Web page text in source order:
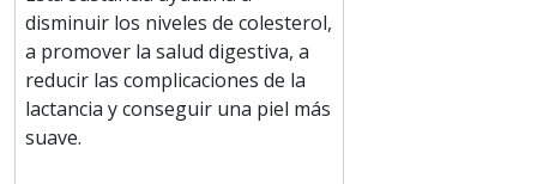
disminuir los niveles de colesterol,
a promover la salud digestiva, a
reducir las complicaciones de la
lactancia y conseguir una piel más
suave.